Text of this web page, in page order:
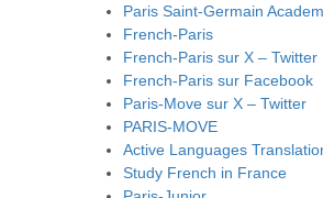
Paris Saint-Germain
French-Paris
French-Paris sur X – Twitter
French-Paris sur Facebook
Paris-Move sur X – Twitter
PARIS-MOVE
Active Languages
Study French in France